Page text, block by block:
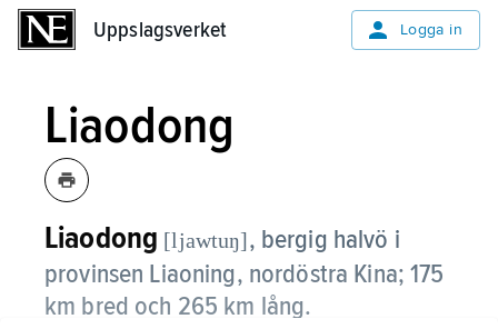
Uppslagsverket Logga in
Liaodong
Liaodong [ljawtuŋ], bergig halvö i
provinsen Liaoning, nordöstra Kina; 175
km bred och 265 km lång.